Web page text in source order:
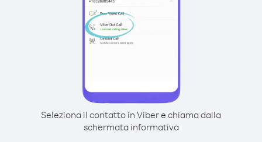
Seleziona il contatto in Viber e chiama dalla
schermata informativa